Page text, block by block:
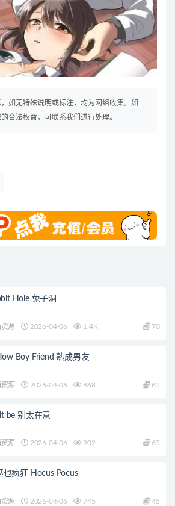
如无特殊说明或标注，均为网络收集。如
合法权益，可联系我们进行处理。
Hole 兔子洞
源 2026-04-06 1.4K 70
Boy Friend 熟成男友
源 2026-04-06 868 65
it be 别太在意
源 2026-04-06 902 65
也疯狂 Hocus Pocus
源 2026-04-06 745 45